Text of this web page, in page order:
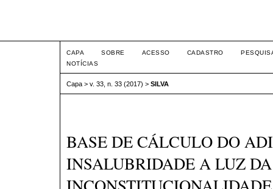
CAPA SOBRE ACESSO CADASTRO
NOTÍCIAS
Capa > v. 33, n. 33 (2017) > SILVA
BASE DE CÁLCULO DO
INSALUBRIDADE A LUZ DA